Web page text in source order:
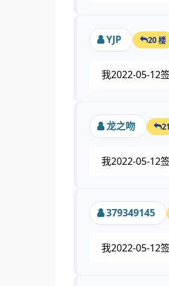
YJP 20 楼
我2022-05-12
龙之吻
我2022-05-12
379349145
我2022-05-12